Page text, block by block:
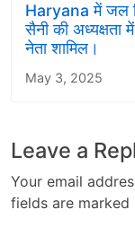
Haryana में जल
सैनी की अध्यक्षता
नेता शामिल।
May 3, 2025
Leave a
Your email
fields are marked